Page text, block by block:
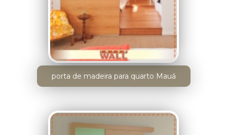
porta de madeira para quarto Mauá